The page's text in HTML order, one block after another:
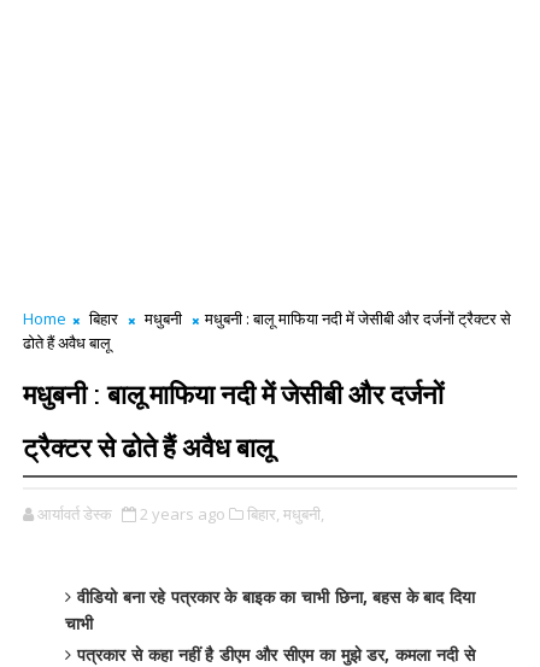
Home बिहार मधुबनी
मधुबनी : बालू माफिया नदी में जेसीबी और दर्जनों ट्रैक्टर से
ढोते हैं अवैध बालू
मधुबनी : बालू माफिया नदी में जेसीबी और दर्जनों
ट्रैक्टर से ढोते हैं अवैध बालू
आर्यावर्त डेस्क 2 years ago बिहार, मधुबनी,
वीडियो बना रहे पत्रकार के बाइक का चाभी छिना, बहस के बाद दिया
चाभी
पत्रकार से कहा नहीं है डीएम और सीएम का मुझे डर, कमला नदी से